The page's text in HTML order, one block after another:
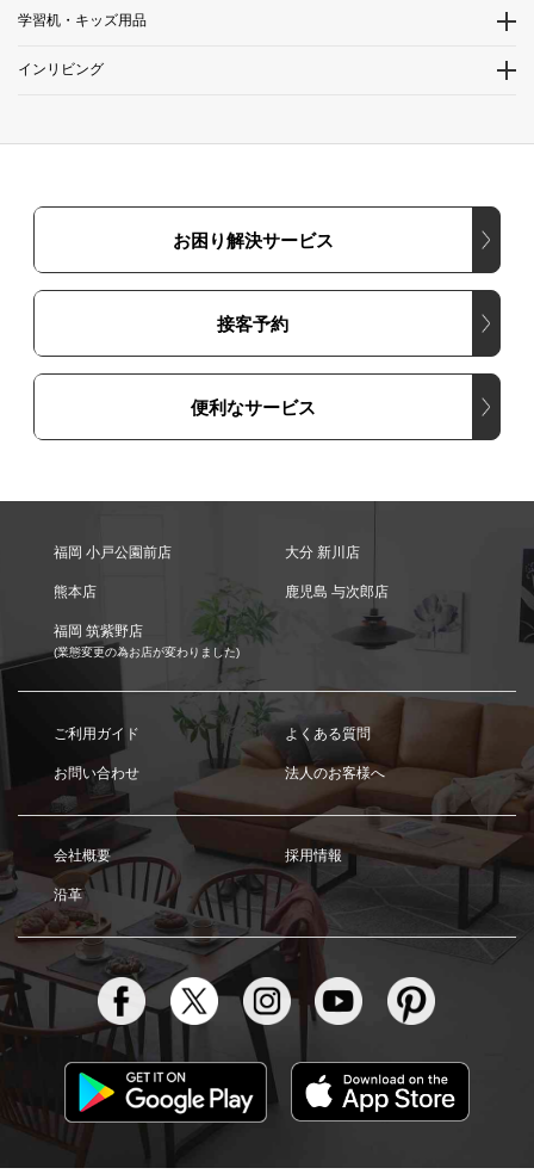
学習机・キッズ用品
インリビング
お困り解決サービス
接客予約
便利なサービス
福岡 小戸公園前店 大分 新川店
熊本店 鹿児島 与次郎店
福岡 筑紫野店
(業態変更の為お店が変わりました)
ご利用ガイド よくある質問
お問い合わせ 法人のお客様へ
会社概要 採用情報
沿革